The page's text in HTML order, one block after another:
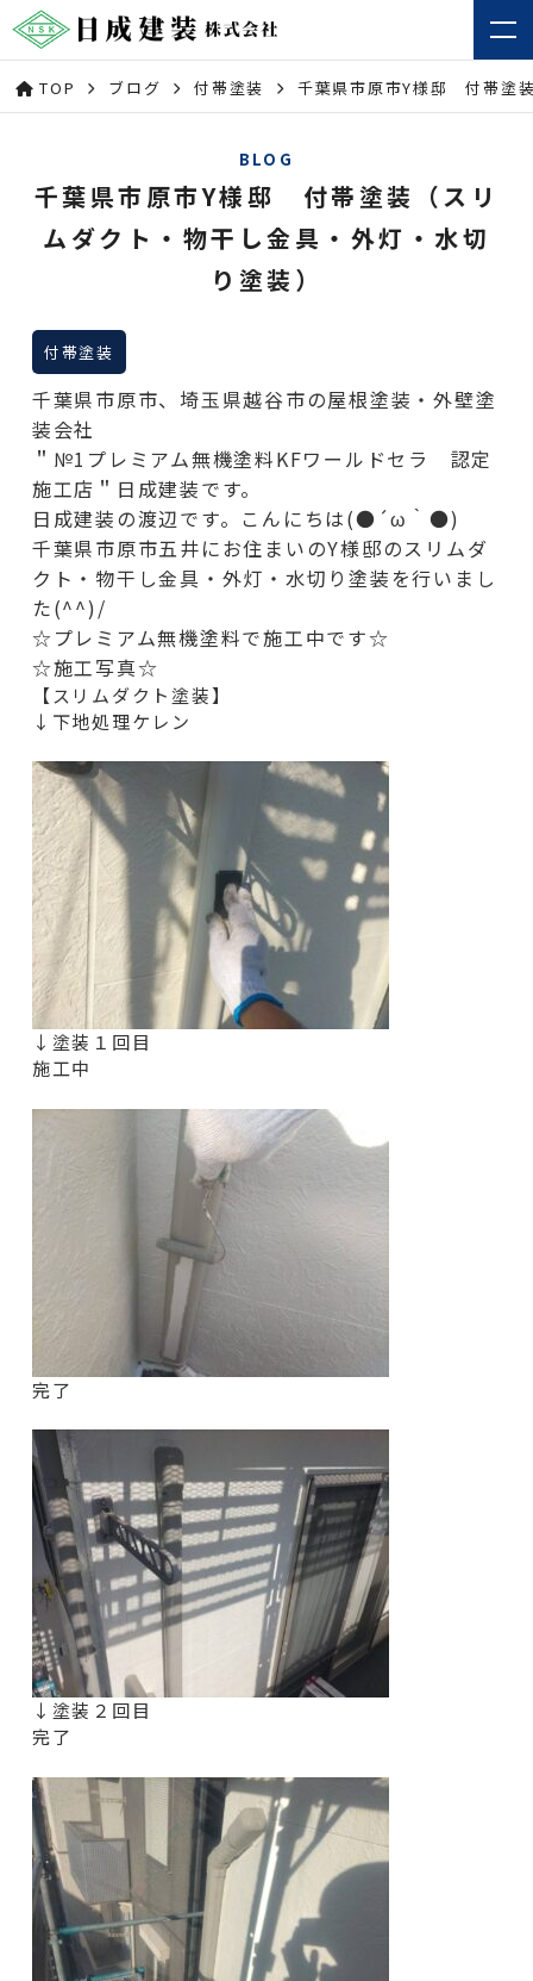
TOP ブログ 付帯塗装 千葉県市原市Y様邸 付帯塗
BLOG
千葉県市原市Y様邸 付帯塗装（スリ
ムダクト・物干し金具・外灯・水切
り塗装）
付帯塗装
千葉県市原市、埼玉県越谷市の屋根塗装・外壁塗
装会社
＂№1プレミアム無機塗料KFワールドセラ 認定
施工店＂日成建装です。
日成建装の渡辺です。こんにちは(●´ω｀●)
千葉県市原市五井にお住まいのY様邸のスリムダ
クト・物干し金具・外灯・水切り塗装を行いまし
た(^^)/
☆プレミアム無機塗料で施工中です☆
☆施工写真☆
【スリムダクト塗装】
↓下地処理ケレン
↓塗装１回目
施工中
完了
↓塗装２回目
完了